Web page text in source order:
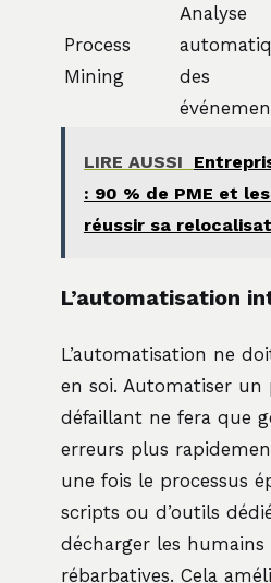
Process
Mining
Analyse
des
LIRE AUSSI
: 90 % de PME et
réussir sa
L’automatisation
L’automatisation ne
en soi. Automatiser un
défaillant ne fera que
erreurs plus
une fois le processus
scripts ou d’outils
décharger les humains
rébarbatives. Cela